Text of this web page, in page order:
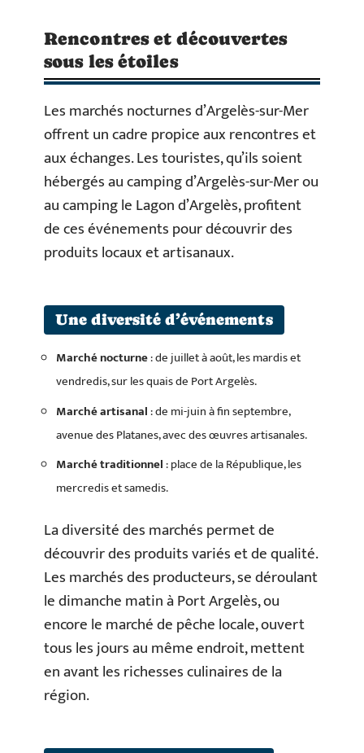
Rencontres et découvertes
sous les étoiles
Les marchés nocturnes d’Argelès-sur-Mer
offrent un cadre propice aux rencontres et
aux échanges. Les touristes, qu’ils soient
hébergés au camping d’Argelès-sur-Mer ou
au camping le Lagon d’Argelès, profitent
de ces événements pour découvrir des
produits locaux et artisanaux.
Une diversité d’événements
Marché nocturne: de juillet à août, les mardis et
vendredis, sur les quais de Port Argelès.
Marché artisanal: de mi-juin à fin septembre,
avenue des Platanes, avec des œuvres artisanales.
Marché traditionnel: place de la République, les
mercredis et samedis.
La diversité des marchés permet de
découvrir des produits variés et de qualité.
Les marchés des producteurs, se déroulant
le dimanche matin à Port Argelès, ou
encore le marché de pêche locale, ouvert
tous les jours au même endroit, mettent
en avant les richesses culinaires de la
région.